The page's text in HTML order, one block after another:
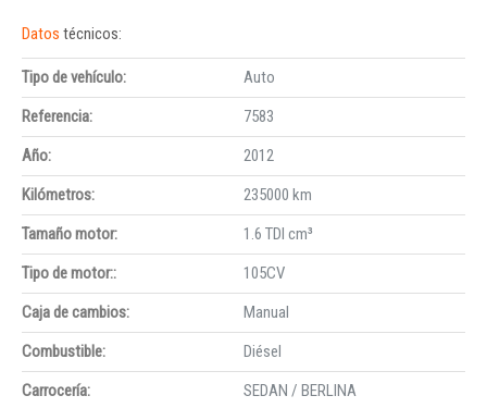
Datos técnicos:
Tipo de vehículo:
Auto
Referencia:
7583
Año:
2012
Kilómetros:
235000 km
Tamaño motor:
1.6 TDI cm³
Tipo de motor::
105CV
Caja de cambios:
Manual
Combustible:
Diésel
Carrocería:
SEDAN / BERLINA